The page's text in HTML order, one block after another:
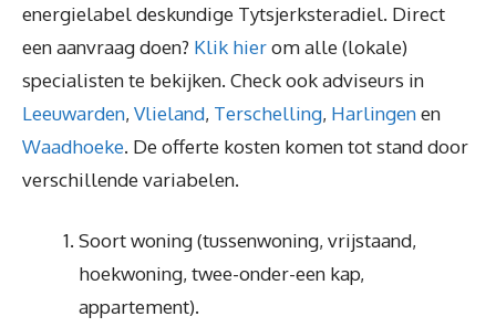
energielabel deskundige Tytsjerksteradiel. Direct
een aanvraag doen? Klik hierom alle (lokale)
specialisten te bekijken. Check ook adviseurs in
Leeuwarden, Vlieland, Terschelling, Harlingenen
Waadhoeke. De offerte kosten komen tot stand door
verschillende variabelen.
Soort woning (tussenwoning, vrijstaand,
hoekwoning, twee-onder-een kap,
appartement).